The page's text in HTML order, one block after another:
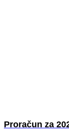
Proračun za